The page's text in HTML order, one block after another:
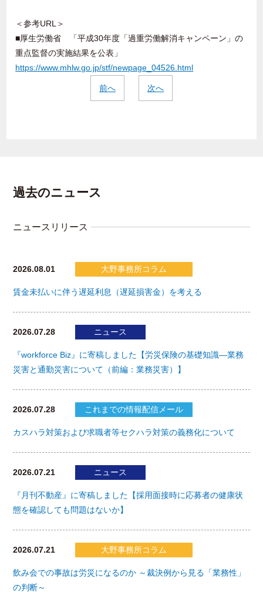
＜参考URL＞
■厚生労働省 「平成30年度「過重労働解消キャンペーン」の
重点監督の実施結果を公表」
https://www.mhlw.go.jp/stf/newpage_04526.html
前へ 次へ
過去のニュース
ニュースリリース
2026.08.01 大野事務所コラム
賃金未払いに伴う遅延利息（遅延損害金）を考える
2026.07.28 ニュース
『workforce Biz』に寄稿しました【労災保険の基礎知識―業務
災害と通勤災害について（前編：業務災害）】
2026.07.28 これまでの情報配信メール
カスハラ対策および求職者等セクハラ対策の義務化について
2026.07.21 ニュース
『月刊不動産』に寄稿しました【採用面接時に応募者の健康状
態を確認しても問題はないか】
2026.07.21 大野事務所コラム
飲み会での事故は労災になるのか ～裁決例から見る「業務性」
の判断～